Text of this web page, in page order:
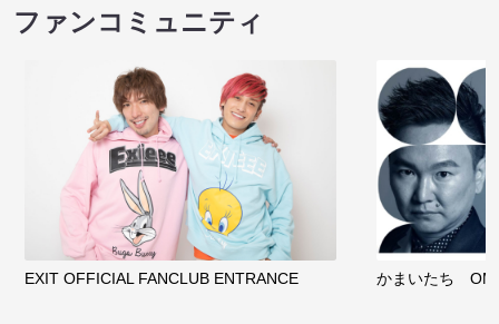
ファンコミュニティ
EXIT OFFICIAL FANCLUB ENTRANCE かまいたち